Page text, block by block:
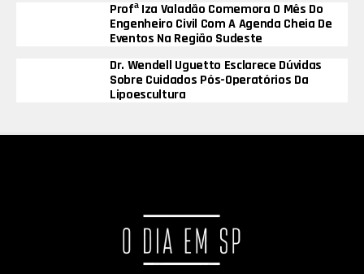
Profª Iza Valadão Comemora O Mês Do
Engenheiro Civil Com A Agenda Cheia De
Eventos Na Região Sudeste
Dr. Wendell Uguetto Esclarece Dúvidas
Sobre Cuidados Pós-Operatórios Da
Lipoescultura